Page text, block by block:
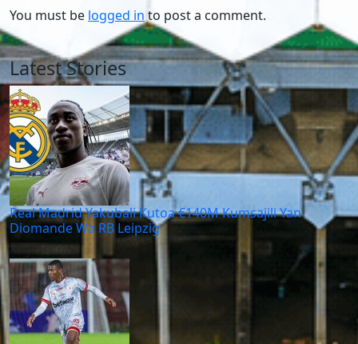
You must be logged in to post a comment.
Latest Stories
Real Madrid Yakubali Kutoa €140M Kumsajili Yan
Diomande Wa RB Leipzig
Aug 6, 2026